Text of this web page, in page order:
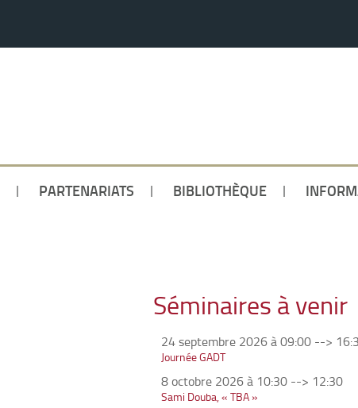
PARTENARIATS BIBLIOTHÈQUE
Séminaires à venir
24 septembre 2026 à 09:00-->
Journée GADT
8 octobre 2026 à 10:30--> 12:30
Sami Douba, « TBA »